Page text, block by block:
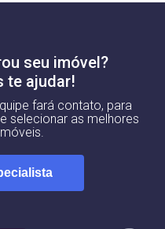
seu imóvel?
te ajudar!
fará contato, para
selecionar as melhores